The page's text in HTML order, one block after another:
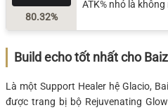
80.32%
ATK% nhỏ là không
Build echo tốt nhất cho
Là một Support Healer hệ Glacio,
được trang bị bộ Rejuvenating